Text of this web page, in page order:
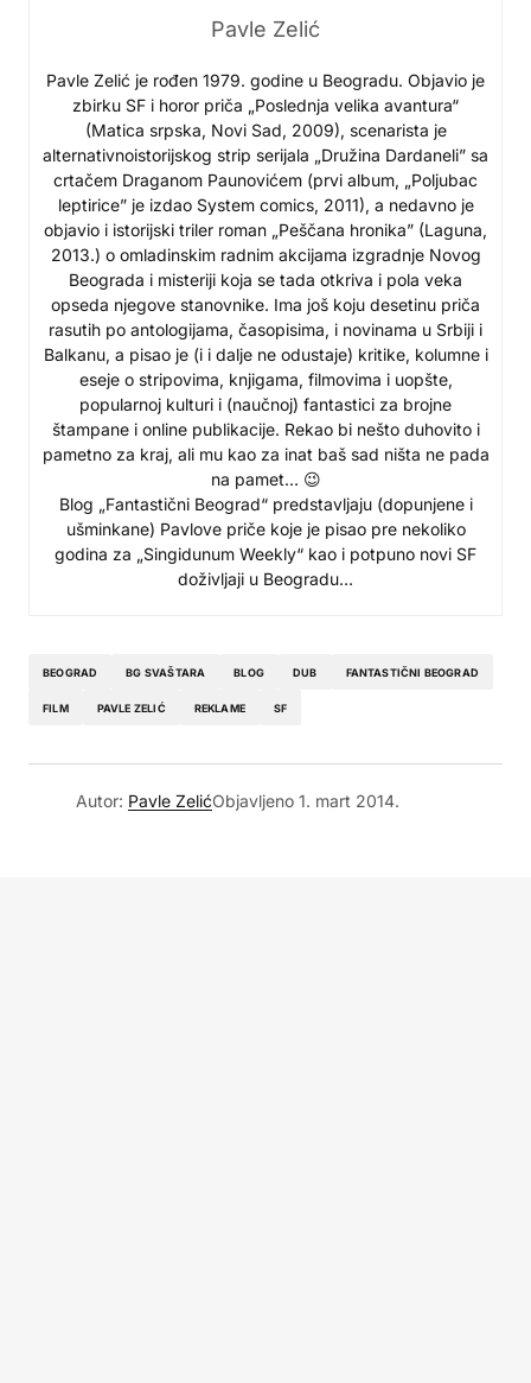
Pavle Zelić
Pavle Zelić je rođen 1979. godine u Beogradu. Objavio je
zbirku SF i horor priča „Poslednja velika avantura“
(Matica srpska, Novi Sad, 2009), scenarista je
alternativnoistorijskog strip serijala „Družina Dardaneli” sa
crtačem Draganom Paunovićem (prvi album, „Poljubac
leptirice” je izdao System comics, 2011), a nedavno je
objavio i istorijski triler roman „Peščana hronika” (Laguna,
2013.) o omladinskim radnim akcijama izgradnje Novog
Beograda i misteriji koja se tada otkriva i pola veka
opseda njegove stanovnike. Ima još koju desetinu priča
rasutih po antologijama, časopisima, i novinama u Srbiji i
Balkanu, a pisao je (i i dalje ne odustaje) kritike, kolumne i
eseje o stripovima, knjigama, filmovima i uopšte,
popularnoj kulturi i (naučnoj) fantastici za brojne
štampane i online publikacije. Rekao bi nešto duhovito i
pametno za kraj, ali mu kao za inat baš sad ništa ne pada
na pamet… 😉
Blog „Fantastični Beograd“ predstavljaju (dopunjene i
ušminkane) Pavlove priče koje je pisao pre nekoliko
godina za „Singidunum Weekly“ kao i potpuno novi SF
doživljaji u Beogradu…
BEOGRAD BG SVAŠTARA BLOG DUB FANTASTIČNI BEOGRAD
FILM PAVLE ZELIĆ REKLAME SF
Autor: Pavle ZelićObjavljeno 1. mart 2014.